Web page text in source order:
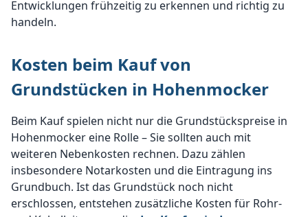
Entwicklungen frühzeitig zu erkennen und richtig zu
handeln.
Kosten beim Kauf von
Grundstücken in Hohenmocker
Beim Kauf spielen nicht nur die Grundstückspreise in
Hohenmocker eine Rolle – Sie sollten auch mit
weiteren Nebenkosten rechnen. Dazu zählen
insbesondere Notarkosten und die Eintragung ins
Grundbuch. Ist das Grundstück noch nicht
erschlossen, entstehen zusätzliche Kosten für Rohr-